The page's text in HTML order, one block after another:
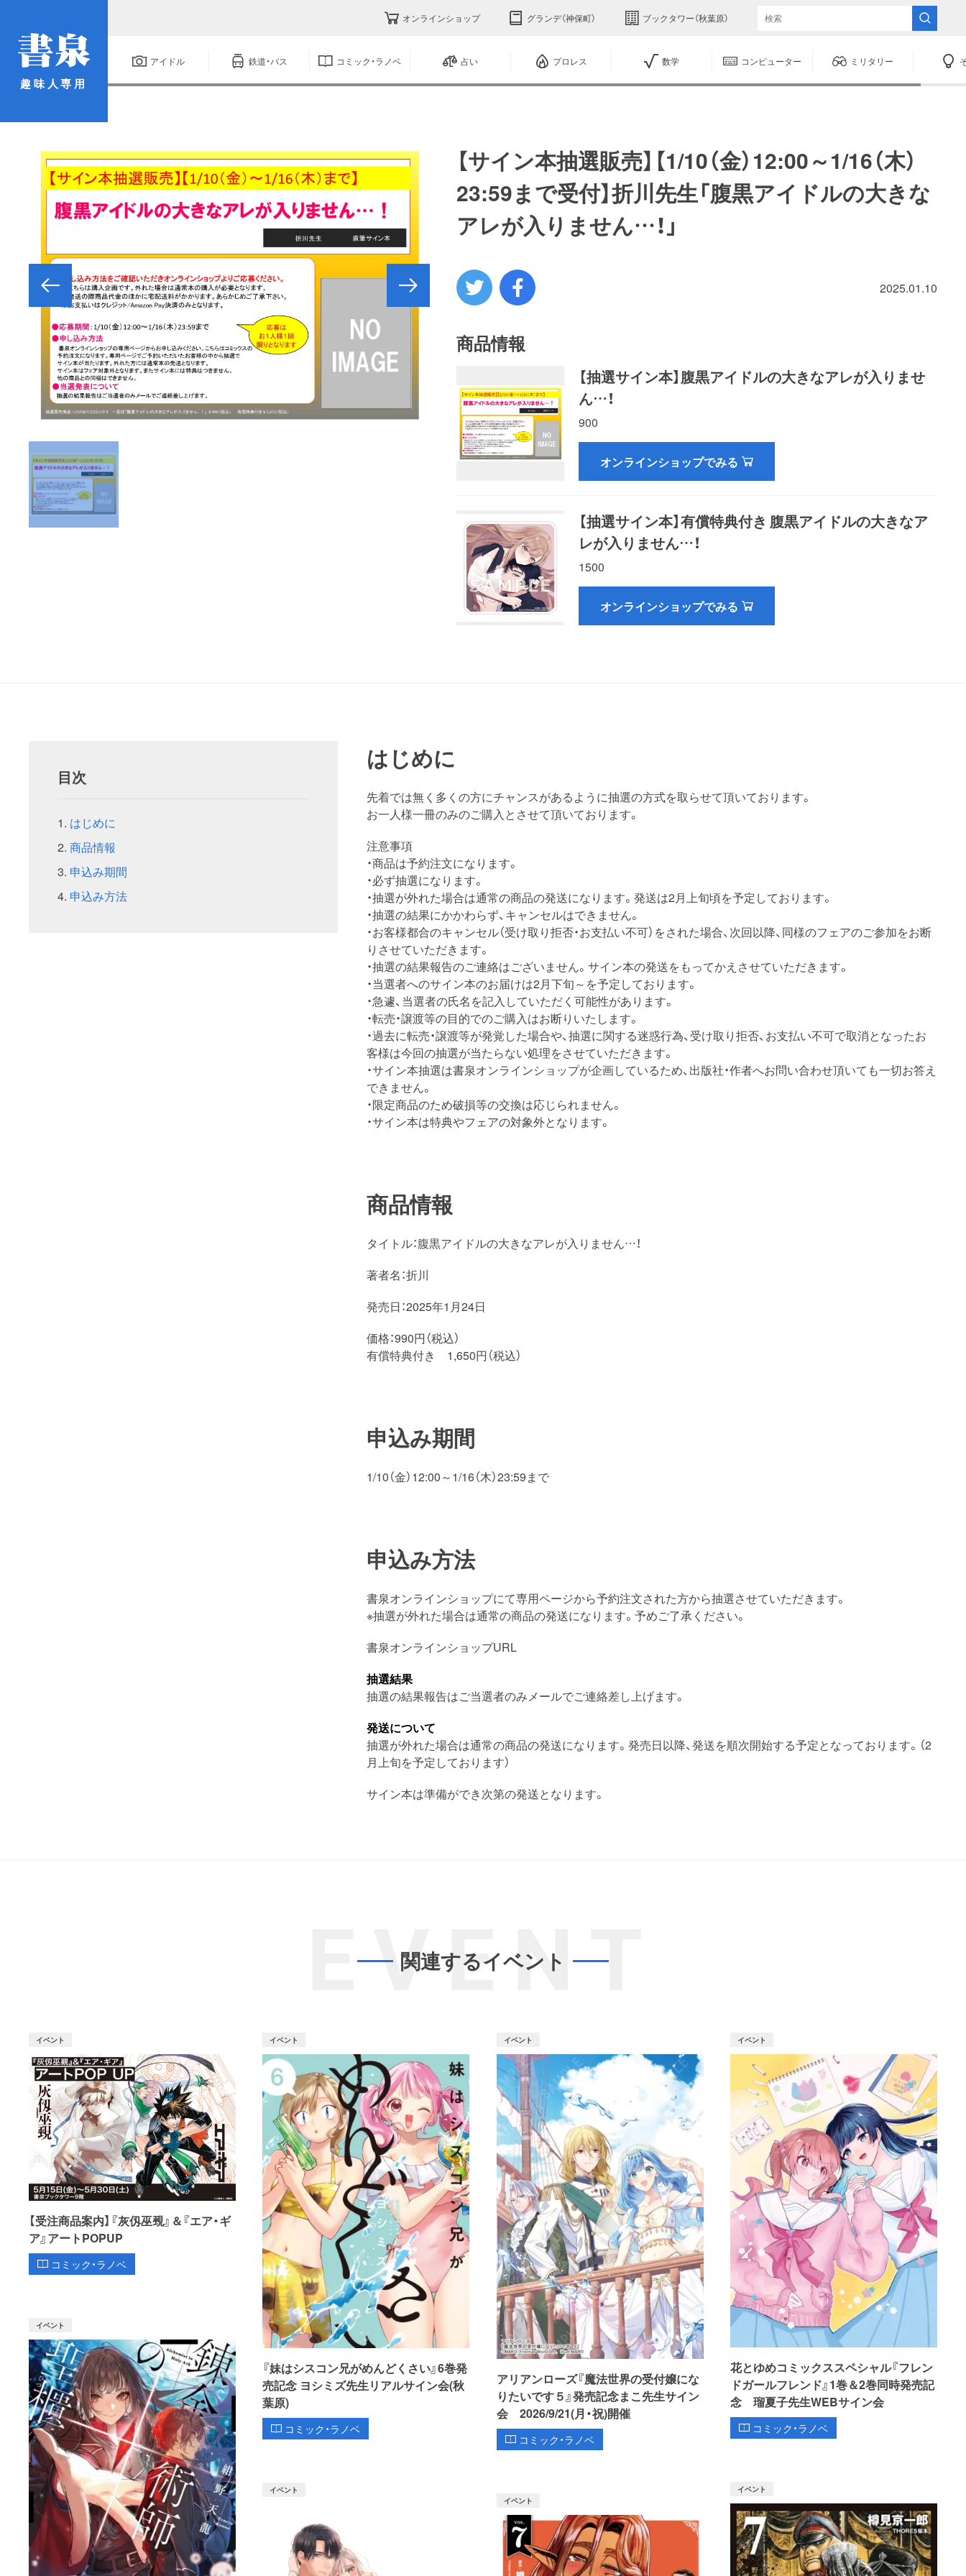
趣味人専用
オンラインショップ グランデ（神保町） ブックタワー（秋葉原）
アイドル 鉄道・バス コミック・ラノベ 占い プロレス 数学 コンピューター ミリタリー
【サイン本抽選販売】【1/10（金）12:00～1/16（木）
23:59まで受付】折川先生「腹黒アイドルの大きな
アレが入りません…！」
2025.01.10
商品情報
【抽選サイン本】腹黒アイドルの大きなアレが入りませ
ん…！
900
オンラインショップでみる
【抽選サイン本】有償特典付き 腹黒アイドルの大きなア
レが入りません…！
1500
オンラインショップでみる
目次
はじめに
商品情報
申込み期間
申込み方法
はじめに
先着では無く多くの方にチャンスがあるように抽選の方式を取らせて頂いております。
お一人様一冊のみのご購入とさせて頂いております。
注意事項
・商品は予約注文になります。
・必ず抽選になります。
・抽選が外れた場合は通常の商品の発送になります。発送は2月上旬頃を予定しております。
・抽選の結果にかかわらず、キャンセルはできません。
・お客様都合のキャンセル（受け取り拒否・お支払い不可）をされた場合、次回以降、同様のフェアのご参加をお断
りさせていただきます。
・抽選の結果報告のご連絡はございません。サイン本の発送をもってかえさせていただきます。
・当選者へのサイン本のお届けは2月下旬～を予定しております。
・急遽、当選者の氏名を記入していただく可能性があります。
・転売・譲渡等の目的でのご購入はお断りいたします。
・過去に転売・譲渡等が発覚した場合や、抽選に関する迷惑行為、受け取り拒否、お支払い不可で取消となったお
客様は今回の抽選が当たらない処理をさせていただきます。
・サイン本抽選は書泉オンラインショップが企画しているため、出版社・作者へお問い合わせ頂いても一切お答え
できません。
・限定商品のため破損等の交換は応じられません。
・サイン本は特典やフェアの対象外となります。
商品情報
タイトル：腹黒アイドルの大きなアレが入りません…！
著者名：折川
発売日：2025年1月24日
価格：990円（税込）
有償特典付き 1,650円（税込）
申込み期間
1/10（金）12:00～1/16（木）23:59まで
申込み方法
書泉オンラインショップにて専用ページから予約注文された方から抽選させていただきます。
※抽選が外れた場合は通常の商品の発送になります。予めご了承ください。
書泉オンラインショップURL
抽選結果
抽選の結果報告はご当選者のみメールでご連絡差し上げます。
発送について
抽選が外れた場合は通常の商品の発送になります。発売日以降、発送を順次開始する予定となっております。（2
月上旬を予定しております）
サイン本は準備ができ次第の発送となります。
EVENT
関連するイベント
イベント
【受注商品案内】『灰仭巫覡』＆『エア・ギ
ア』アートPOPUP
コミック・ラノベ
イベント
『妹はシスコン兄がめんどくさい』6巻発
売記念 ヨシミズ先生リアルサイン会(秋
葉原)
コミック・ラノベ
イベント
アリアンローズ『魔法世界の受付嬢にな
りたいです５』発売記念まこ先生サイン
会 2026/9/21(月・祝)開催
コミック・ラノベ
イベント
花とゆめコミックススペシャル『フレン
ドガールフレンド』1巻＆2巻同時発売記
念 瑠夏子先生WEBサイン会
コミック・ラノベ
イベント
イベント
イベント
イベント